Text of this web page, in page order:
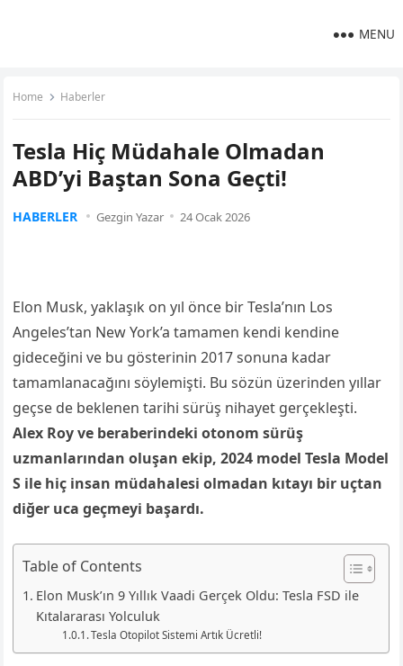
MENU
Home Haberler
Tesla Hiç Müdahale Olmadan
ABD’yi Baştan Sona Geçti!
HABERLER Gezgin Yazar 24 Ocak 2026
Elon Musk, yaklaşık on yıl önce bir Tesla’nın Los
Angeles’tan New York’a tamamen kendi kendine
gideceğini ve bu gösterinin 2017 sonuna kadar
tamamlanacağını söylemişti. Bu sözün üzerinden yıllar
geçse de beklenen tarihi sürüş nihayet gerçekleşti.
Alex Roy ve beraberindeki otonom sürüş
uzmanlarından oluşan ekip, 2024 model Tesla Model
S ile hiç insan müdahalesi olmadan kıtayı bir uçtan
diğer uca geçmeyi başardı.
Table of Contents
Elon Musk’ın 9 Yıllık Vaadi Gerçek Oldu: Tesla FSD ile
Kıtalararası Yolculuk
Tesla Otopilot Sistemi Artık Ücretli!